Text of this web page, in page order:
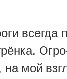
всегда
на мой